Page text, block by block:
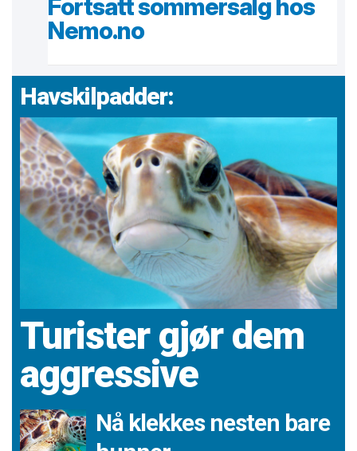
Fortsatt sommersalg hos
Nemo.no
Havskilpadder:
Turister gjør dem
aggressive
Nå klekkes nesten bare